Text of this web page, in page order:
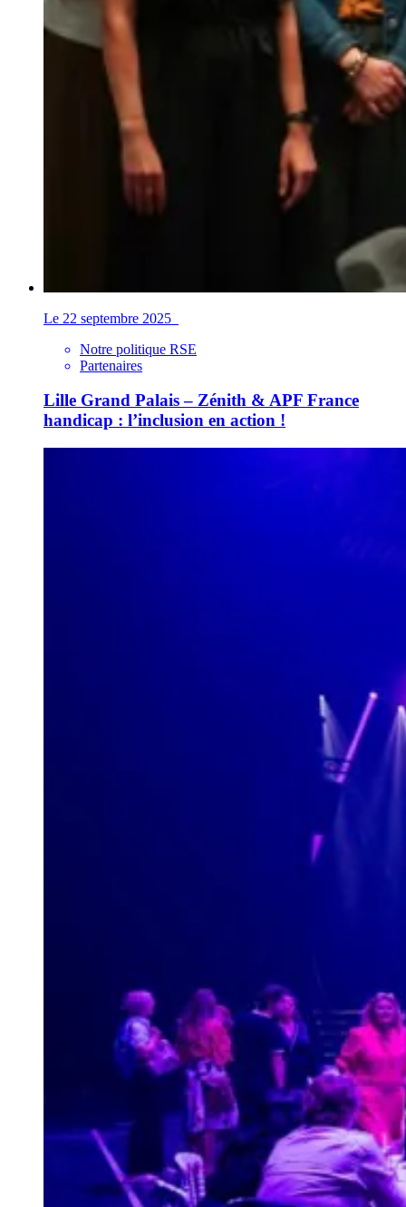
Le 22 septembre 2025
Notre politique RSE
Partenaires
Lille Grand Palais – Zénith & APF France
handicap : l’inclusion en action !